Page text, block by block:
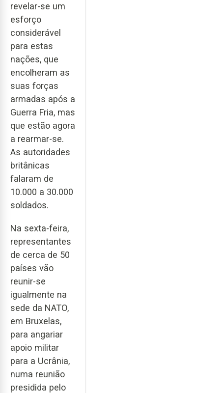
revelar-se um
esforço
considerável
para estas
nações, que
encolheram as
suas forças
armadas após a
Guerra Fria, mas
que estão agora
a rearmar-se.
As autoridades
britânicas
falaram de
10.000 a 30.000
soldados.
Na sexta-feira,
representantes
de cerca de 50
países vão
reunir-se
igualmente na
sede da NATO,
em Bruxelas,
para angariar
apoio militar
para a Ucrânia,
numa reunião
presidida pelo